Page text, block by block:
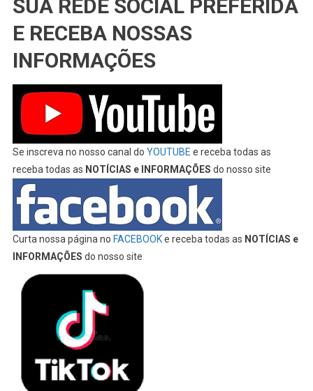
SUA REDE SOCIAL PREFERIDA
E RECEBA NOSSAS
INFORMAÇÕES
Se inscreva no nosso canal do YOUTUBE e receba todas as
receba todas as NOTÍCIAS e INFORMAÇÕES do nosso site
Curta nossa página no FACEBOOKe receba todas as NOTÍCIAS e
INFORMAÇÕES do nosso site